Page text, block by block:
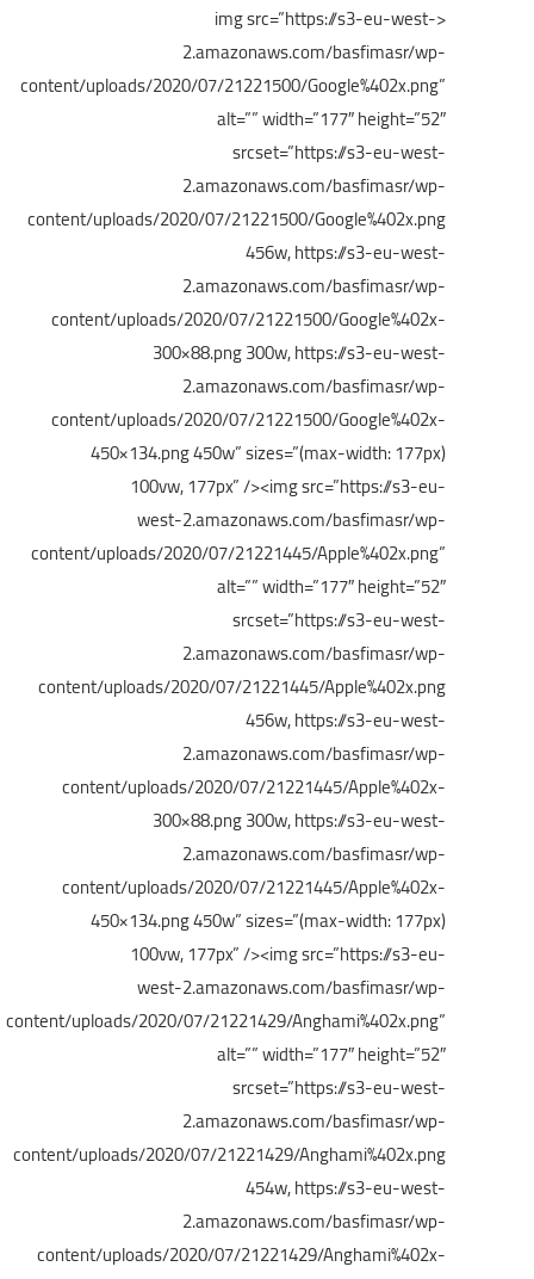
<img src=”https://s3-eu-west-
2.amazonaws.com/basfimasr/wp-
content/uploads/2020/07/21221500/Google%402x.png”
alt=”” width=”177″ height=”52″
srcset=”https://s3-eu-west-
2.amazonaws.com/basfimasr/wp-
content/uploads/2020/07/21221500/Google%402x.png
456w, https://s3-eu-west-
2.amazonaws.com/basfimasr/wp-
content/uploads/2020/07/21221500/Google%402x-
300×88.png 300w, https://s3-eu-west-
2.amazonaws.com/basfimasr/wp-
content/uploads/2020/07/21221500/Google%402x-
450×134.png 450w” sizes=”(max-width: 177px)
100vw, 177px” /><img src=”https://s3-eu-
west-2.amazonaws.com/basfimasr/wp-
content/uploads/2020/07/21221445/Apple%402x.png”
alt=”” width=”177″ height=”52″
srcset=”https://s3-eu-west-
2.amazonaws.com/basfimasr/wp-
content/uploads/2020/07/21221445/Apple%402x.png
456w, https://s3-eu-west-
2.amazonaws.com/basfimasr/wp-
content/uploads/2020/07/21221445/Apple%402x-
300×88.png 300w, https://s3-eu-west-
2.amazonaws.com/basfimasr/wp-
content/uploads/2020/07/21221445/Apple%402x-
450×134.png 450w” sizes=”(max-width: 177px)
100vw, 177px” /><img src=”https://s3-eu-
west-2.amazonaws.com/basfimasr/wp-
content/uploads/2020/07/21221429/Anghami%402x.png”
alt=”” width=”177″ height=”52″
srcset=”https://s3-eu-west-
2.amazonaws.com/basfimasr/wp-
content/uploads/2020/07/21221429/Anghami%402x.png
454w, https://s3-eu-west-
2.amazonaws.com/basfimasr/wp-
content/uploads/2020/07/21221429/Anghami%402x-